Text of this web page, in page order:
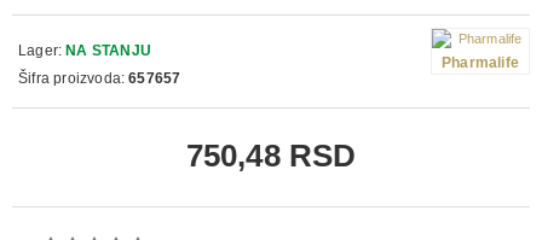
750,48 RSD
Lager: NA STANJU
Šifra proizvoda: 657657
Pharmalife